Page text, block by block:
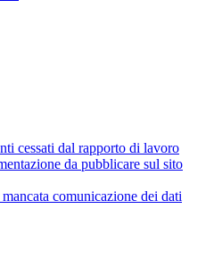
cessati dal rapporto di lavoro
da pubblicare sul sito
comunicazione dei dati